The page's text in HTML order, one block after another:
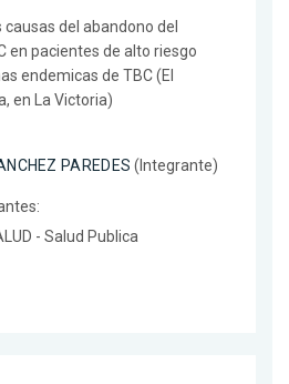
del abandono del
en pacientes de alto riesgo
endemicas de TBC (El
en La Victoria)
PAREDES (Integrante)
- Salud Publica